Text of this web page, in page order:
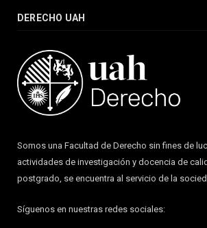
DERECHO UAH
Somos una Facultad de Derecho sin fines de
actividades de investigación y docencia de
postgrado, se encuentra al servicio de la
Síguenos en nuestras redes sociales: